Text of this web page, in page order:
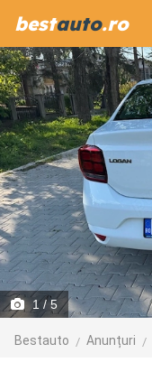
bestauto.ro
1/ 5
Bestauto Anunțuri